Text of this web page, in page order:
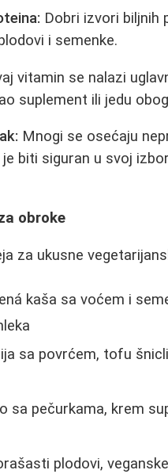
Dobri izvori biljnih
i semenke.
vitamin se nalazi
suplement ili jedu
Mnogi se osećaju
biti siguran u svoj
obroke
za ukusne
kaša sa voćem i
sa povrćem, tofu
sa pečurkama, krem
plodovi,